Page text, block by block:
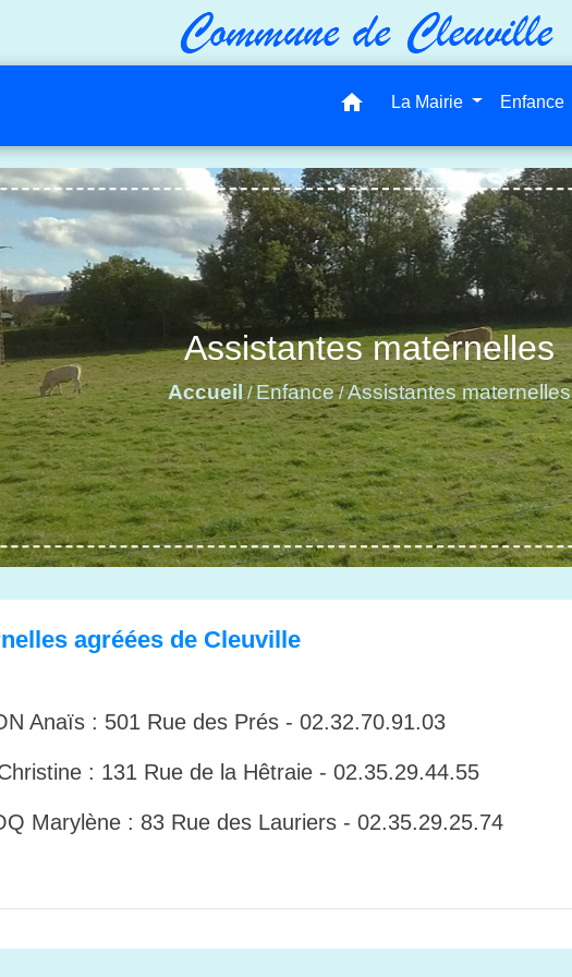
home La Mairie Enfance
Assistantes maternelles
Accueil/Enfance/Assistantes maternelles
agréées de Cleuville
Anaïs : 501 Rue des Prés - 02.32.70.91.03
: 131 Rue de la Hêtraie - 02.35.29.44.55
Marylène : 83 Rue des Lauriers - 02.35.29.25.74